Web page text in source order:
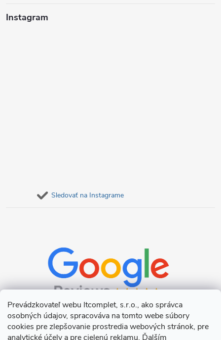
Prevádzkovateľ webu Itcomplet, s.r.o., ako správca
osobných údajov, spracováva na tomto webe súbory
cookies pre zlepšovanie prostredia webových stránok, pre
analytické účely a pre cielenú reklamu. Ďalším
Instagram
Sledovať na Instagrame